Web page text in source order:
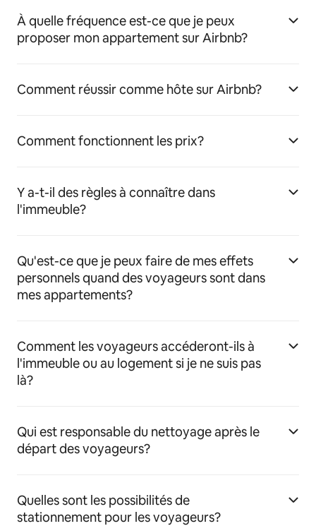
À quelle fréquence est-ce que je peux
proposer mon appartement sur Airbnb?
Comment réussir comme hôte sur Airbnb?
Comment fonctionnent les prix?
Y a-t-il des règles à connaître dans
l'immeuble?
Qu'est-ce que je peux faire de mes effets
personnels quand des voyageurs sont dans
mes appartements?
Comment les voyageurs accéderont-ils à
l'immeuble ou au logement si je ne suis pas
là?
Qui est responsable du nettoyage après le
départ des voyageurs?
Quelles sont les possibilités de
stationnement pour les voyageurs?